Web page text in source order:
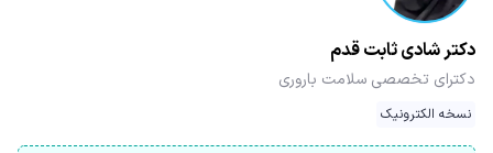
دکتر شادی ثابت قدم
دکترای تخصصی سلامت باروری
نسخه الکترونیک